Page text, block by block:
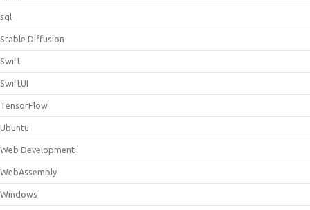
sql
Stable Diffusion
Swift
SwiftUI
TensorFlow
Ubuntu
Web Development
WebAssembly
Windows